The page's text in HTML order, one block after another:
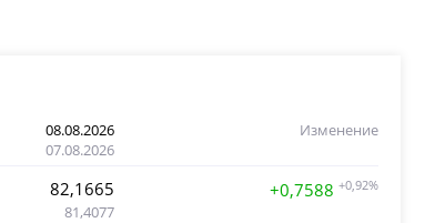
08.08.2026
07.08.2026
Изменение
82,1665
81,4077
+0,7588 +0,92%